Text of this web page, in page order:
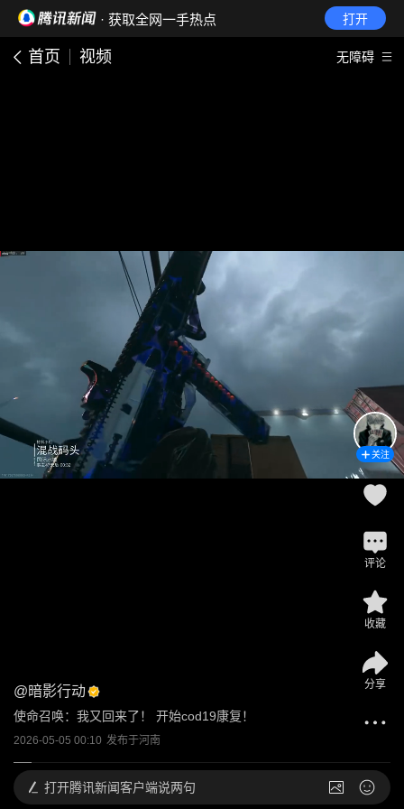
· 获取全网一手热点 打开
首页 视频 无障碍
@暗影行动
使命召唤：我又回来了！ 开始cod19康复！
2026-05-05 00:10 发布于河南
关注
评论
收藏
分享
打开腾讯新闻客户端说两句